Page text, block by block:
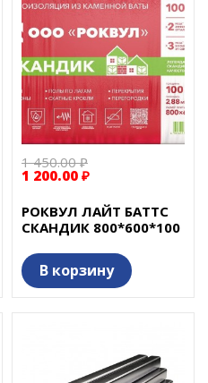
1 450.00 ₽
1 200.00 ₽
РОКВУЛ ЛАЙТ БАТТС
СКАНДИК 800*600*100
В корзину